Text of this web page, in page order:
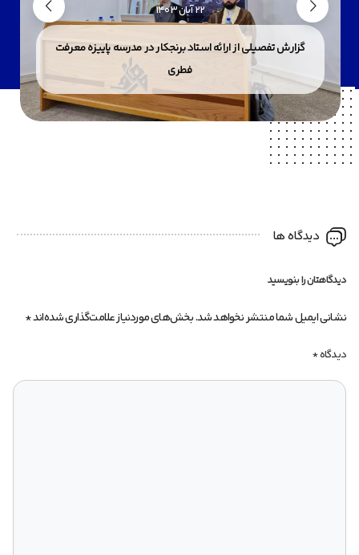
22 آبان 1403
گزارش تفصیلی از ارائه استاد برنجکار در مدرسه پاییزه معرفت
فطری
دیدگاه ها
دیدگاهتان را بنویسید
نشانی ایمیل شما منتشر نخواهد شد.بخش‌های موردنیاز علامت‌گذاری شده‌اند*
دیدگاه*